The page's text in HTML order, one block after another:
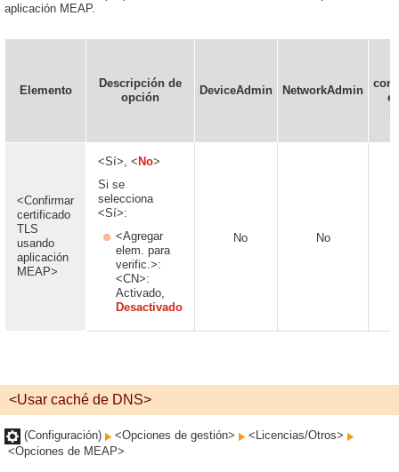
aplicación MEAP.
Elemento
Descripción de
opción
DeviceAdmin NetworkAdmin
<Confirmar
certificado
TLS
usando
aplicación
MEAP>
<Sí>, < No>
Si se
selecciona
<Sí>:
<Agregar
elem. para
verific.>:
<CN>:
Activado,
Desactivado
No No
<Usar caché de DNS>
(Configuración) <Opciones de gestión>
<Licencias/Otros>
<Opciones de MEAP>